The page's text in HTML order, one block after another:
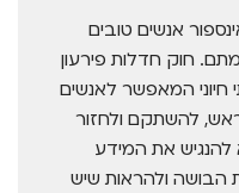
אנשים טובים
חוק חדלות פירעון
חיוני המאפשר לאנשים
להשתקם ולחזור
את המידע
ולהראות שיש